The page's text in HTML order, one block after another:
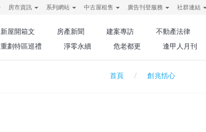
房市資訊 系列網站 中古屋租售 廣告刊登服務 社群連結
新屋開箱文 房產新聞 建案專訪 不動產法律
重劃特區巡禮
淨零永續 危老都更 逢甲人月刊
首頁 創兆恬心